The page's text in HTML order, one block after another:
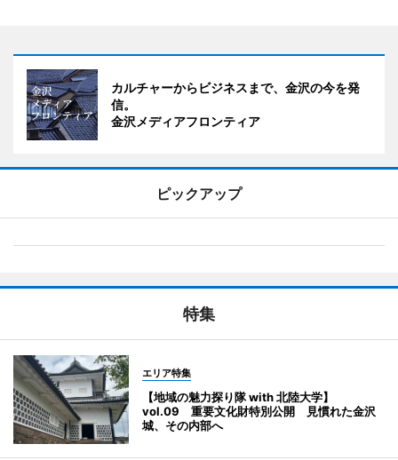
カルチャーからビジネスまで、金沢の今を発
信。
金沢メディアフロンティア
ピックアップ
特集
エリア特集
【地域の魅力探り隊 with 北陸大学】
vol.09 重要文化財特別公開 見慣れた金沢
城、その内部へ